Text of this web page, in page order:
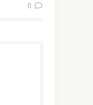
0